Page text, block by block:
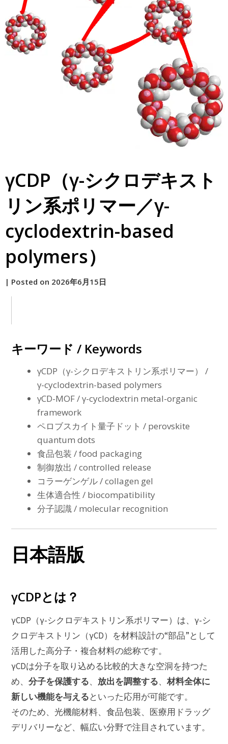
γCDP（γ-シクロデキスト
リン系ポリマー／γ-
cyclodextrin-based
polymers）
by
原
| Posted on 2026年6月15日
キーワード / Keywords
γCDP（γ-シクロデキストリン系ポリマー） /
γ-cyclodextrin-based polymers
γCD-MOF / γ-cyclodextrin metal-organic
framework
ペロブスカイト量子ドット / perovskite
quantum dots
食品包装 / food packaging
制御放出 / controlled release
コラーゲンゲル / collagen gel
生体適合性 / biocompatibility
分子認識 / molecular recognition
日本語版
γCDPとは？
γCDP（γ-シクロデキストリン系ポリマー）は、γ-シ
クロデキストリン（γCD）を材料設計の“部品”として
活用した高分子・複合材料の総称です。
γCDは分子を取り込める比較的大きな空洞を持つた
め、 分子を保護する、 放出を調整する、 材料全体に
新しい機能を与えるといった応用が可能です。
そのため、光機能材料、食品包装、医療用ドラッグ
デリバリーなど、幅広い分野で注目されています。